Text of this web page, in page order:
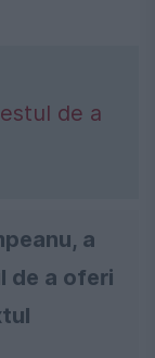
de a
a
de a oferi